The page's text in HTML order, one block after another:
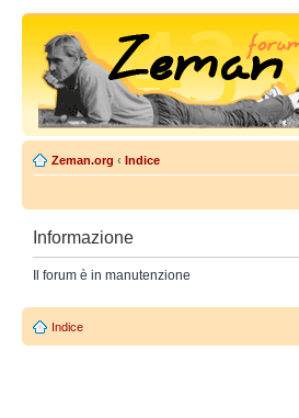
Zeman.org ‹ Indice
Informazione
Il forum è in manutenzione
Indice